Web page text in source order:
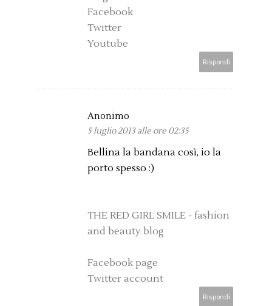
Facebook
Twitter
Youtube
Rispondi
Anonimo
5 luglio 2013 alle ore 02:35
Bellina la bandana così, io la
porto spesso :)
THE RED GIRL SMILE - fashion
and beauty blog
Facebook page
Twitter account
Rispondi